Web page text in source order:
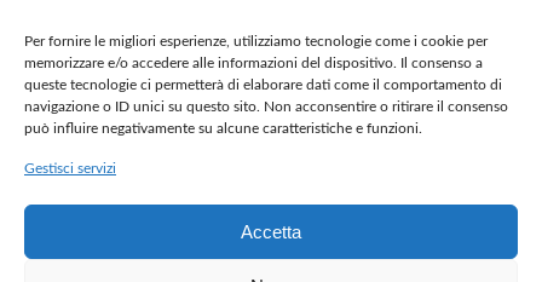
Per fornire le migliori esperienze, utilizziamo tecnologie come i cookie per
memorizzare e/o accedere alle informazioni del dispositivo. Il consenso a
queste tecnologie ci permetterà di elaborare dati come il comportamento di
navigazione o ID unici su questo sito. Non acconsentire o ritirare il consenso
può influire negativamente su alcune caratteristiche e funzioni.
Gestisci servizi
Accetta
info@gelateriasoleluna.it
dalle 11:00 alle 23:00